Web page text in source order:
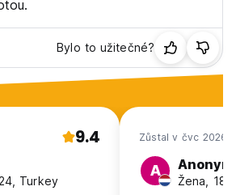
Bylo to užitečné?
9.4
Turkey
Zůstal v čvc 2026
A
Žena, 18-